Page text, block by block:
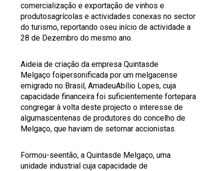
comercialização e exportação de vinhos e
produtosagrícolas e actividades conexas no sector
do turismo, reportando oseu início de actividade a
28 de Dezembro do mesmo ano.
Aideia de criação da empresa Quintasde
Melgaço foipersonificada por um melgacense
emigrado no Brasil, AmadeuAbílio Lopes, cuja
capacidade financeira foi suficientemente fortepara
congregar à volta deste projecto o interesse de
algumascentenas de produtores do concelho de
Melgaço, que haviam de setornar accionistas.
Formou-seentão, a Quintasde Melgaço, uma
unidade industrial cuja capacidade de